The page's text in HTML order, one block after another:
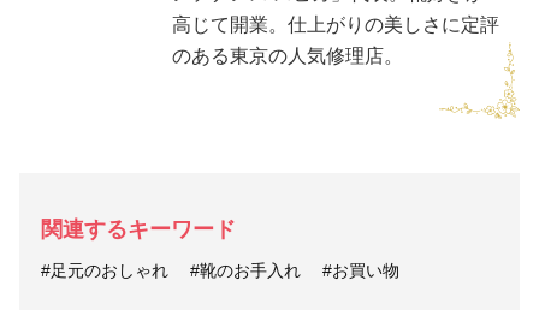
高じて開業。仕上がりの美しさに定評
のある東京の人気修理店。
関連するキーワード
#足元のおしゃれ #靴のお手入れ #お買い物